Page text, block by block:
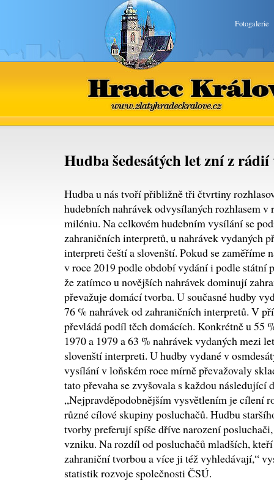
Fotogalerie
Hradec Králové
www.zlatyhradeckralove.cz
Hudba šedesátých let zní z rádií
Hudba u nás tvoří přibližně tři čtvrtiny
hudebních nahrávek odvysílaných rozhlasem v
miléniu. Na celkovém hudebním vysílání se
zahraničních interpretů, u nahrávek vydaných
interpreti čeští a slovenští. Pokud se zaměříme
v roce 2019 podle období vydání i podle státní
že zatímco u novějších nahrávek dominují
převažuje domácí tvorba. U současné hudby
76 % nahrávek od zahraničních interpretů. V
převládá podíl těch domácích. Konkrétně u 55
1970 a 1979 a 63 % nahrávek vydaných mezi
slovenští interpreti. U hudby vydané v
vysílání v loňském roce mírně převažovaly
tato převaha se zvyšovala s každou následující
„Nejpravděpodobnějším vysvětlením je cílení
různé cílové skupiny posluchačů. Hudbu
tvorby preferují spíše dříve narození
vzniku. Na rozdíl od posluchačů mladších,
zahraniční tvorbou a více ji též vyhledávají,“
statistik rozvoje společnosti ČSÚ.